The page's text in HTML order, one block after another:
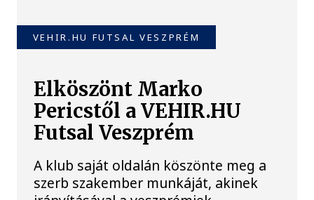
VEHIR.HU FUTSAL VESZPRÉM
Elköszönt Marko
Pericstől a VEHIR.HU
Futsal Veszprém
A klub saját oldalán köszönte meg a
szerb szakember munkáját, akinek